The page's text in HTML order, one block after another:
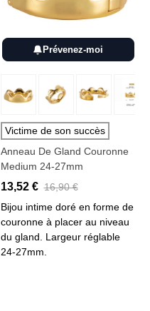
Prévenez-moi
Victime de son succès
Anneau De Gland Couronne
Medium 24-27mm
13,52 € 16,90 €
Bijou intime doré en forme de
couronne à placer au niveau
du gland. Largeur réglable
24-27mm.